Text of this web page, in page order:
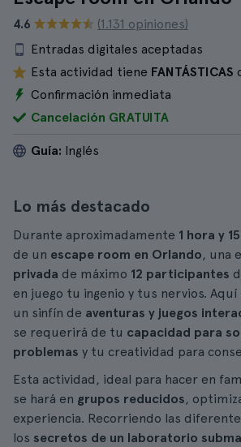
4.6
(1.131 opiniones)
Entradas digitales aceptadas
Esta actividad tiene FANTÁSTICAS
Confirmación inmediata
Cancelación GRATUITA
Guía: Inglés
Lo más destacado
Durante aproximadamente 1 hora y
de un escape room en Orlando, una
privada de máximo 12 participantes
en juego tu ingenio y tus nervios.
un sinfín de aventuras y juegos
se requerirá de tu capacidad para
problemas y tu creatividad para
Esta actividad, ideal para hacer en
se hará en grupos reducidos,
experiencia. Recorriendo las
los secretos de un laboratorio